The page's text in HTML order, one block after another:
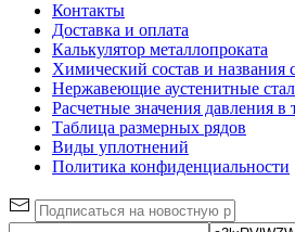
Контакты
Доставка и оплата
Калькулятор металлопроката
Химический состав и названия
Нержавеющие аустенитные
Расчетные значения давления в
Таблица размерных рядов
Виды уплотнений
Политика конфиденциальности